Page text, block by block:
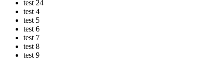
test 24
test 4
test 5
test 6
test 7
test 8
test 9